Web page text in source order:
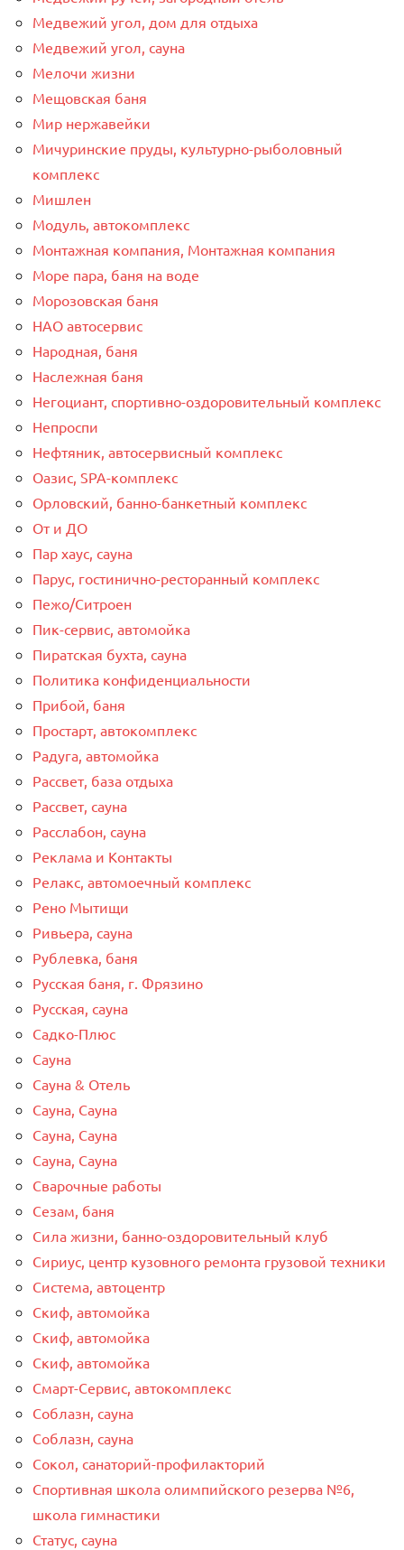
Медвежий угол, дом для отдыха
Медвежий угол, сауна
Мелочи жизни
Мещовская баня
Мир нержавейки
Мичуринские пруды, культурно-рыболовный
комплекс
Мишлен
Модуль, автокомплекс
Монтажная компания, Монтажная компания
Море пара, баня на воде
Морозовская баня
НАО автосервис
Народная, баня
Наслежная баня
Негоциант, спортивно-оздоровительный комплекс
Непроспи
Нефтяник, автосервисный комплекс
Оазис, SPA-комплекс
Орловский, банно-банкетный комплекс
От и ДО
Пар хаус, сауна
Парус, гостинично-ресторанный комплекс
Пежо/Ситроен
Пик-сервис, автомойка
Пиратская бухта, сауна
Политика конфиденциальности
Прибой, баня
Простарт, автокомплекс
Радуга, автомойка
Рассвет, база отдыха
Рассвет, сауна
Расслабон, сауна
Реклама и Контакты
Релакс, автомоечный комплекс
Рено Мытищи
Ривьера, сауна
Рублевка, баня
Русская баня, г. Фрязино
Русская, сауна
Садко-Плюс
Сауна
Сауна & Отель
Сауна, Сауна
Сауна, Сауна
Сауна, Сауна
Сварочные работы
Сезам, баня
Сила жизни, банно-оздоровительный клуб
Сириус, центр кузовного ремонта грузовой техники
Система, автоцентр
Скиф, автомойка
Скиф, автомойка
Скиф, автомойка
Смарт-Сервис, автокомплекс
Соблазн, сауна
Соблазн, сауна
Сокол, санаторий-профилакторий
Спортивная школа олимпийского резерва №6,
школа гимнастики
Статус, сауна